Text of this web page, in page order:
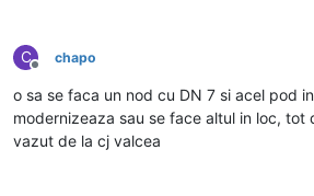
C
Deconectat
chapo
o sa se faca un nod cu DN 7 si acel pod
modernizeaza sau se face altul in loc, tot
vazut de la cj valcea